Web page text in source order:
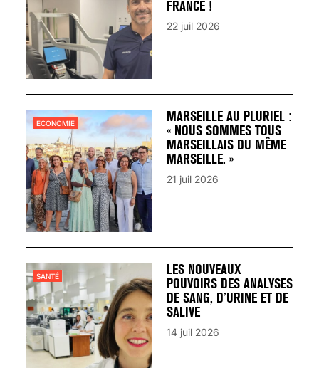
FRANCE !
22 juil 2026
MARSEILLE AU PLURIEL :
« NOUS SOMMES TOUS
MARSEILLAIS DU MÊME
MARSEILLE. »
ECONOMIE
21 juil 2026
LES NOUVEAUX
POUVOIRS DES ANALYSES
DE SANG, D’URINE ET DE
SALIVE
SANTÉ
14 juil 2026